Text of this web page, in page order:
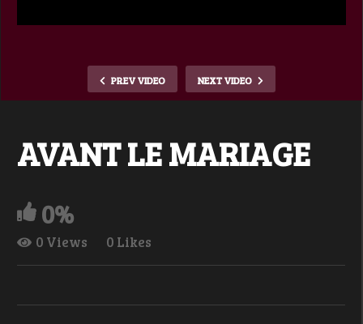
PREV VIDEO NEXT VIDEO
AVANT LE MARIAGE
0%
0 Views 0 Likes